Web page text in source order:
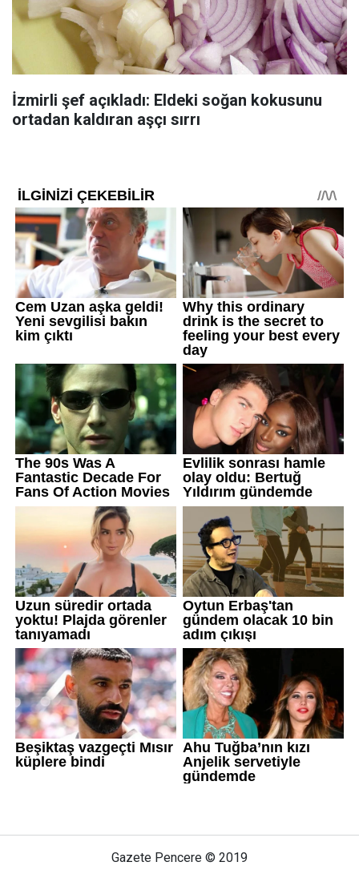
İzmirli şef açıkladı: Eldeki soğan kokusunu
ortadan kaldıran aşçı sırrı
Gazete Pencere © 2019